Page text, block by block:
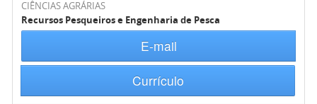
CIÊNCIAS AGRÁRIAS
Recursos Pesqueiros e Engenharia de Pesca
E-mail
Currículo